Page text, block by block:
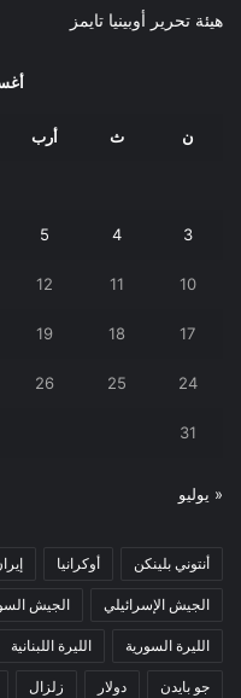
هيئة تحرير أوبينيا تايمز
ن ث أرب
3
4
5
10
11
12
17
18
19
24
25
26
31
« يوليو
أنتوني بلينكن أوكرانيا
الجيش الإسرائيلي الجيش
الليرة السورية الليرة اللبنانية
جو بايدن دولار زلزال